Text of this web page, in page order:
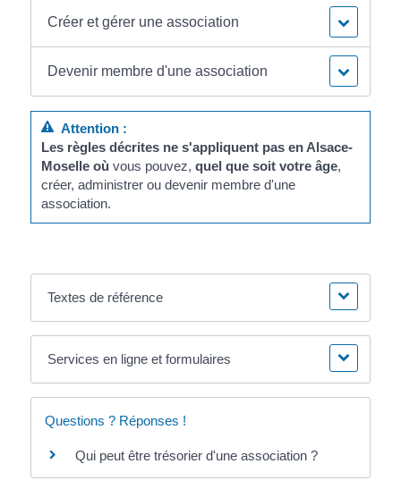
Créer et gérer une association
Devenir membre d'une association
Attention :
Les règles décrites ne s'appliquent pas en Alsace-
Moselle où vous pouvez, quel que soit votre âge,
créer, administrer ou devenir membre d'une
association.
Textes de référence
Services en ligne et formulaires
Questions ? Réponses !
Qui peut être trésorier d'une association ?